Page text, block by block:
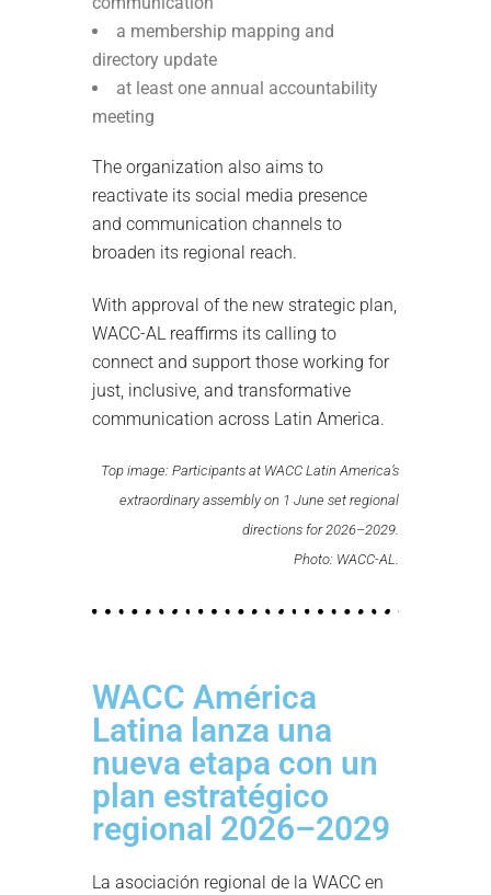
a membership mapping and
directory update
at least one annual accountability
meeting
The organization also aims to
reactivate its social media presence
and communication channels to
broaden its regional reach.
With approval of the new strategic plan,
WACC-AL reaffirms its calling to
connect and support those working for
just, inclusive, and transformative
communication across Latin America.
Top image: Participants at WACC Latin America’s
extraordinary assembly on 1 June set regional
directions for 2026–2029.
Photo: WACC-AL.
WACC América
Latina lanza una
nueva etapa con un
plan estratégico
regional 2026–2029
La asociación regional de la WACC en